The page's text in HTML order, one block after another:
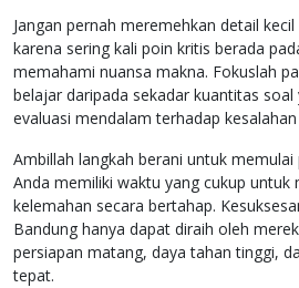
Jangan pernah meremehkan detail
karena sering kali poin kritis berada
memahami nuansa makna. Fokuslah
belajar daripada sekadar kuantitas
evaluasi mendalam terhadap
Ambillah langkah berani untuk
Anda memiliki waktu yang cukup untuk
kelemahan secara bertahap.
Bandung hanya dapat diraih oleh
persiapan matang, daya tahan tinggi,
tepat.